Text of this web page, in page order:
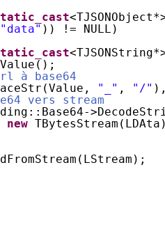
"data" )) != NULL)
à base64
"_" , "/"
vers stream
new